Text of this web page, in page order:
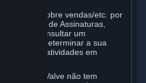
impostos sobre vendas/etc. por
Mercado de Assinaturas,
deve consultar um
para determinar a sua
a suas atividades em
que a Valve não tem